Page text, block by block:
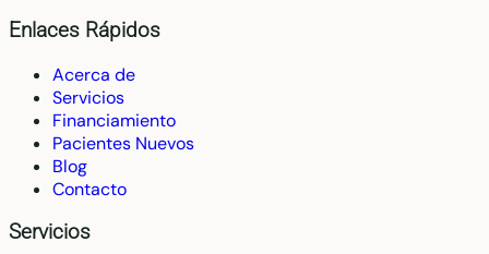
Enlaces Rápidos
Acerca de
Servicios
Financiamiento
Pacientes Nuevos
Blog
Contacto
Servicios